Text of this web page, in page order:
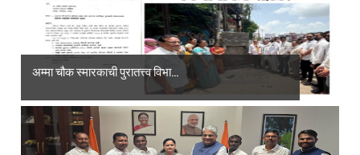
अम्मा चौक स्मारकाची पुरातत्त्व विभा...